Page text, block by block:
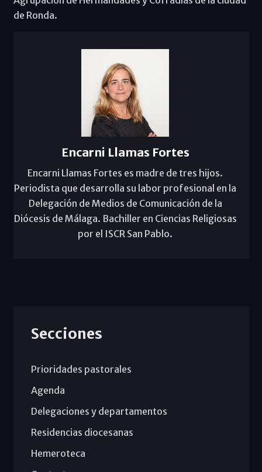
de Ronda.
Encarni Llamas Fortes
Encarni Llamas Fortes es madre de tres hijos.
Periodista que desarrolla su labor profesional en la
Delegación de Medios de Comunicación de la
Diócesis de Málaga. Bachiller en Ciencias Religiosas
por el ISCR San Pablo.
Secciones
Prioridades pastorales
Agenda
Delegaciones y departamentos
Residencias diocesanas
Hemeroteca